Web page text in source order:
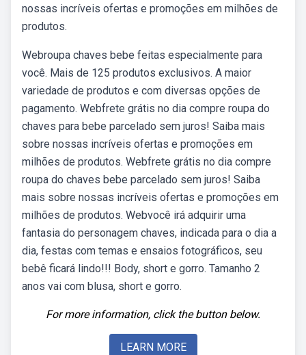
nossas incríveis ofertas e promoções em milhões de
produtos.
Webroupa chaves bebe feitas especialmente para
você. Mais de 125 produtos exclusivos. A maior
variedade de produtos e com diversas opções de
pagamento. Webfrete grátis no dia compre roupa do
chaves para bebe parcelado sem juros! Saiba mais
sobre nossas incríveis ofertas e promoções em
milhões de produtos. Webfrete grátis no dia compre
roupa do chaves bebe parcelado sem juros! Saiba
mais sobre nossas incríveis ofertas e promoções em
milhões de produtos. Webvocê irá adquirir uma
fantasia do personagem chaves, indicada para o dia a
dia, festas com temas e ensaios fotográficos, seu
bebê ficará lindo!!! Body, short e gorro. Tamanho 2
anos vai com blusa, short e gorro.
For more information, click the button below.
LEARN MORE